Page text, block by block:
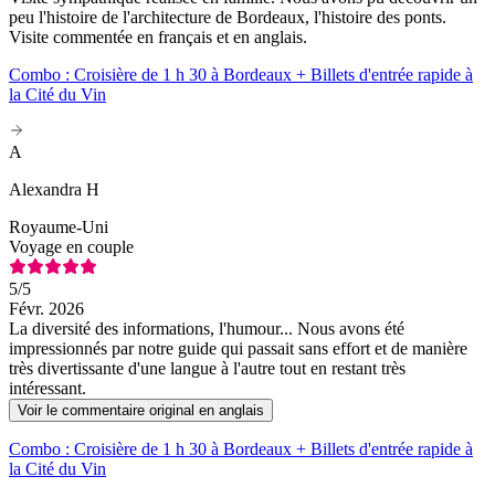
peu l'histoire de l'architecture de Bordeaux, l'histoire des ponts.
Visite commentée en français et en anglais.
Combo : Croisière de 1 h 30 à Bordeaux + Billets d'entrée rapide à
la Cité du Vin
A
Alexandra H
Royaume-Uni
Voyage en couple
5/5
Févr. 2026
La diversité des informations, l'humour... Nous avons été
impressionnés par notre guide qui passait sans effort et de manière
très divertissante d'une langue à l'autre tout en restant très
intéressant.
Voir le commentaire original en anglais
Combo : Croisière de 1 h 30 à Bordeaux + Billets d'entrée rapide à
la Cité du Vin